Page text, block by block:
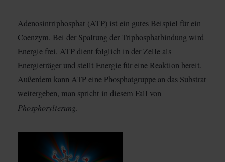
Adenosintriphosphat (ATP) ist ein gutes Beispiel für ein
Coenzym. Bei der Spaltung der Triphosphatbindung wird
Energie frei. ATP dient folglich in der Zelle als
Energieträger und stellt Energie für eine Reaktion bereit.
Außerdem kann ATP eine Phosphatgruppe an das Substrat
weitergeben, man spricht in diesem Fall von
Phosphorylierung.